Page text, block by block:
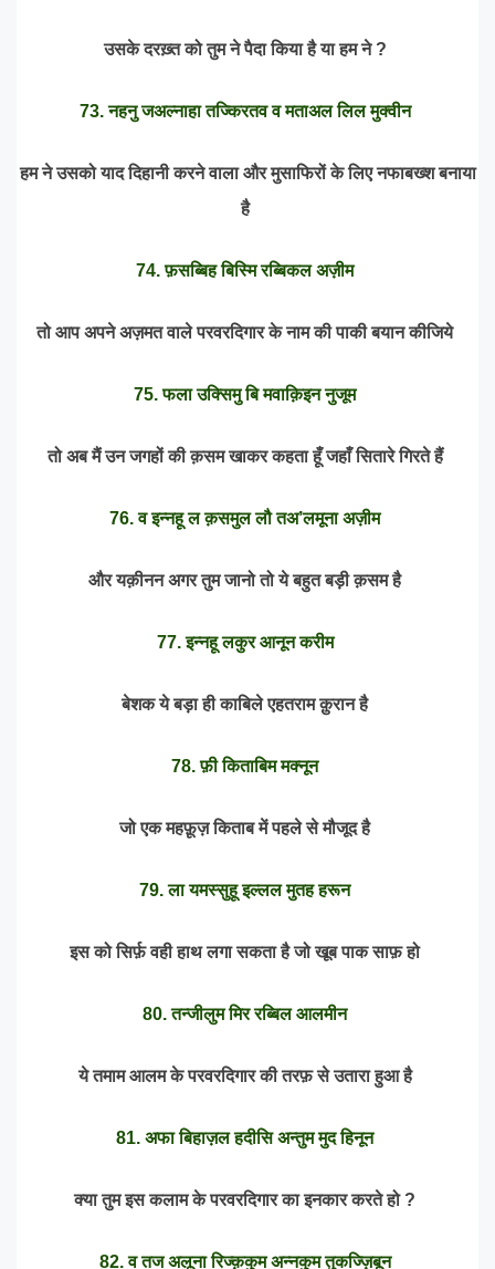
उसके दरख़्त को तुम ने पैदा किया है या हम ने ?
73. नहनु जअल्नाहा तज्किरतव व मताअल लिल मुक्वीन
हम ने उसको याद दिहानी करने वाला और मुसाफिरों के लिए नफाबख्श बनाया
है
74. फ़सब्बिह बिस्मि रब्बिकल अज़ीम
तो आप अपने अज़मत वाले परवरदिगार के नाम की पाकी बयान कीजिये
75. फला उक्सिमु बि मवाक़िइन नुजूम
तो अब मैं उन जगहों की क़सम खाकर कहता हूँ जहाँ सितारे गिरते हैं
76. व इन्नहू ल क़समुल लौ तअ’लमूना अज़ीम
और यक़ीनन अगर तुम जानो तो ये बहुत बड़ी क़सम है
77. इन्नहू लकुर आनून करीम
बेशक ये बड़ा ही काबिले एहतराम क़ुरान है
78. फ़ी किताबिम मक्नून
जो एक महफ़ूज़ किताब में पहले से मौजूद है
79. ला यमस्सुहू इल्लल मुतह हरून
इस को सिर्फ़ वही हाथ लगा सकता है जो खूब पाक साफ़ हो
80. तन्जीलुम मिर रब्बिल आलमीन
ये तमाम आलम के परवरदिगार की तरफ़ से उतारा हुआ है
81. अफा बिहाज़ल हदीसि अन्तुम मुद हिनून
क्या तुम इस कलाम के परवरदिगार का इनकार करते हो ?
82. व तज अलूना रिज्क़कुम अन्नकुम तुकज्ज़िबून